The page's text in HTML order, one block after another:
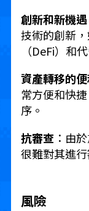
創新和新機遇
技術的創新
（DeFi）和
資產轉移的
常方便和快
序。
抗審查 ：由
很難對其進
風險